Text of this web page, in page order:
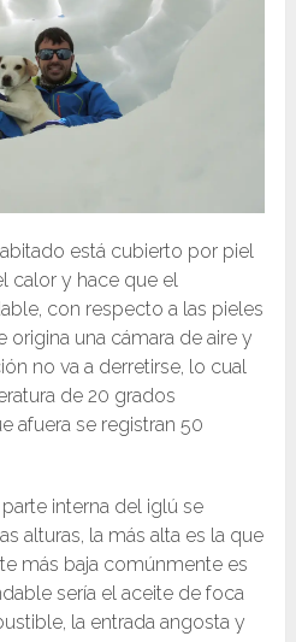
está cubierto por piel
calor y hace que el
con respecto a las pieles
una cámara de aire y
no va a derretirse, lo cual
de 20 grados
afuera se registran 50
interna del iglú se
alturas, la más alta es la que
más baja comúnmente es
sería el aceite de foca
la entrada angosta y